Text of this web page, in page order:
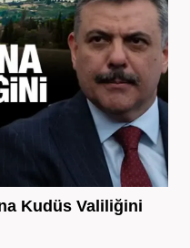
Kudüs Valiliğini